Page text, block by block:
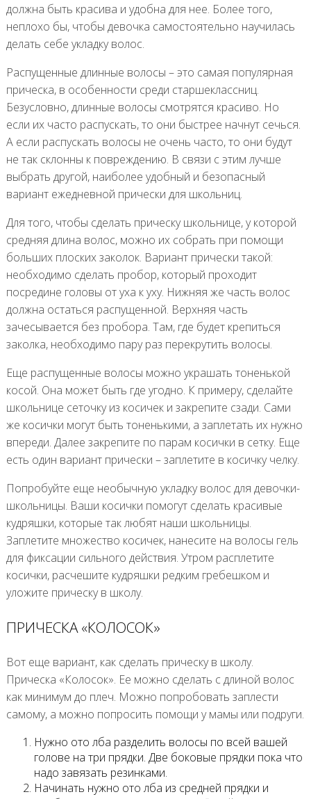
должна быть красива и удобна для нее. Более того,
неплохо бы, чтобы девочка самостоятельно научилась
делать себе укладку волос.
Распущенные длинные волосы – это самая популярная
прическа, в особенности среди старшеклассниц.
Безусловно, длинные волосы смотрятся красиво. Но
если их часто распускать, то они быстрее начнут сечься.
А если распускать волосы не очень часто, то они будут
не так склонны к повреждению. В связи с этим лучше
выбрать другой, наиболее удобный и безопасный
вариант ежедневной прически для школьниц.
Для того, чтобы сделать прическу школьнице, у которой
средняя длина волос, можно их собрать при помощи
больших плоских заколок. Вариант прически такой:
необходимо сделать пробор, который проходит
посредине головы от уха к уху. Нижняя же часть волос
должна остаться распущенной. Верхняя часть
зачесывается без пробора. Там, где будет крепиться
заколка, необходимо пару раз перекрутить волосы.
Еще распущенные волосы можно украшать тоненькой
косой. Она может быть где угодно. К примеру, сделайте
школьнице сеточку из косичек и закрепите сзади. Сами
же косички могут быть тоненькими, а заплетать их нужно
впереди. Далее закрепите по парам косички в сетку. Еще
есть один вариант прически – заплетите в косичку челку.
Попробуйте еще необычную укладку волос для девочки-
школьницы. Ваши косички помогут сделать красивые
кудряшки, которые так любят наши школьницы.
Заплетите множество косичек, нанесите на волосы гель
для фиксации сильного действия. Утром расплетите
косички, расчешите кудряшки редким гребешком и
уложите прическу в школу.
ПРИЧЕСКА «КОЛОСОК»
Вот еще вариант, как сделать прическу в школу.
Прическа «Колосок». Ее можно сделать с длиной волос
как минимум до плеч. Можно попробовать заплести
самому, а можно попросить помощи у мамы или подруги.
Нужно ото лба разделить волосы по всей вашей
голове на три прядки. Две боковые прядки пока что
надо завязать резинками.
Начинать нужно ото лба из средней прядки и